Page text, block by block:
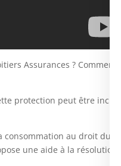
Assurances ? Comment
protection peut être incluse
consommation au droit du
une aide à la résolution